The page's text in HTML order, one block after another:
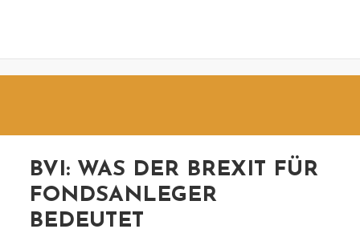
BVI: WAS DER BREXIT FÜR
FONDSANLEGER
BEDEUTET